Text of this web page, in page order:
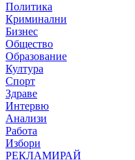
Политика
Криминални
Бизнес
Общество
Образование
Култура
Спорт
Здраве
Интервю
Анализи
Работа
Избори
РЕКЛАМИРАЙ